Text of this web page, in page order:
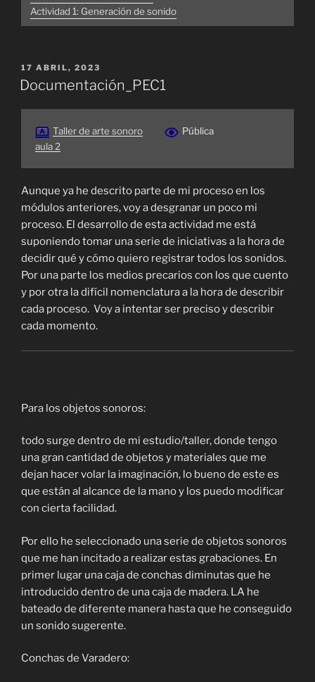
Actividad 1: Generación de sonido
PUBLICADO
EL
17 ABRIL, 2023
Documentación_PEC1
Taller de arte sonoro
aula 2
Pública
Aunque ya he descrito parte de mi proceso en los
módulos anteriores, voy a desgranar un poco mi
proceso. El desarrollo de esta actividad me está
suponiendo tomar una serie de iniciativas a la hora de
decidir qué y cómo quiero registrar todos los sonidos.
Por una parte los medios precarios con los que cuento
y por otra la difícil nomenclatura a la hora de describir
cada proceso. Voy a intentar ser preciso y describir
cada momento.
Para los objetos sonoros:
todo surge dentro de mi estudio/taller, donde tengo
una gran cantidad de objetos y materiales que me
dejan hacer volar la imaginación, lo bueno de este es
que están al alcance de la mano y los puedo modificar
con cierta facilidad.
Por ello he seleccionado una serie de objetos sonoros
que me han incitado a realizar estas grabaciones. En
primer lugar una caja de conchas diminutas que he
introducido dentro de una caja de madera. LA he
bateado de diferente manera hasta que he conseguido
un sonido sugerente.
Conchas de Varadero: